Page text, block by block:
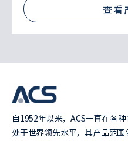
查看
自1952年以来，ACS一直在各
处于世界领先水平，其产品范